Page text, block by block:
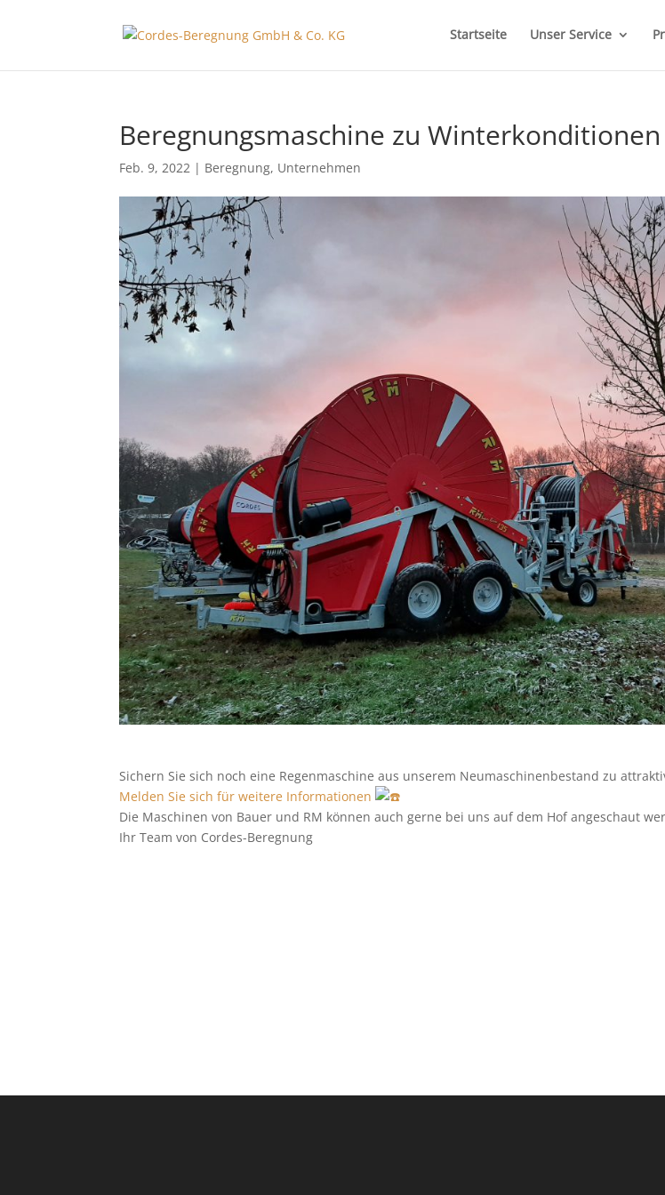
Startseite Unser Service
Beregnungsmaschine zu Winterkonditionen
Feb. 9, 2022 | Beregnung, Unternehmen
Sichern Sie sich noch eine Regenmaschine aus unserem Neumaschinenbestand zu
Melden Sie sich für weitere Informationen
Die Maschinen von Bauer und RM können auch gerne bei uns auf dem Hof angeschaut
Ihr Team von Cordes-Beregnung